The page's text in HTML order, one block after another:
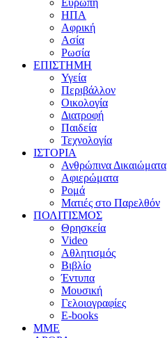
Ευρώπη
ΗΠΑ
Αφρική
Ασία
Ρωσία
ΕΠΙΣΤΗΜΗ
Υγεία
Περιβάλλον
Οικολογία
Διατροφή
Παιδεία
Τεχνολογία
ΙΣΤΟΡΙΑ
Ανθρώπινα Δικαιώματα
Αφιερώματα
Ρομά
Ματιές στο Παρελθόν
ΠΟΛΙΤΙΣΜΟΣ
Θρησκεία
Video
Αθλητισμός
Βιβλίο
Έντυπα
Μουσική
Γελοιογραφίες
E-books
MME